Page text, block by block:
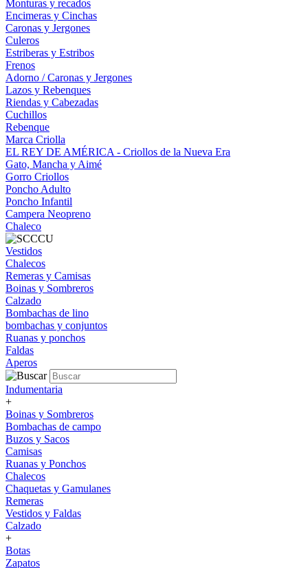
Monturas y recados
Encimeras y Cinchas
Caronas y Jergones
Culeros
Estriberas y Estribos
Frenos
Adorno / Caronas y Jergones
Lazos y Rebenques
Riendas y Cabezadas
Cuchillos
Rebenque
Marca Criolla
EL REY DE AMÉRICA - Criollos de la Nueva Era
Gato, Mancha y Aimé
Gorro Criollos
Poncho Adulto
Poncho Infantil
Campera Neopreno
Chaleco
Vestidos
Chalecos
Remeras y Camisas
Boinas y Sombreros
Calzado
Bombachas de lino
bombachas y conjuntos
Ruanas y ponchos
Faldas
Aperos
Indumentaria
+
Boinas y Sombreros
Bombachas de campo
Buzos y Sacos
Camisas
Ruanas y Ponchos
Chalecos
Chaquetas y Gamulanes
Remeras
Vestidos y Faldas
Calzado
+
Botas
Zapatos